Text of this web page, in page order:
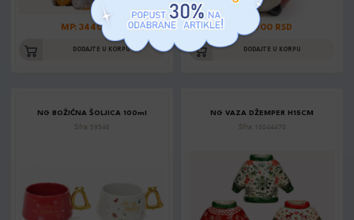
MP: 3440 RSD
DODAJTE U KORPU
MP: 1900 RSD
DODAJTE U KORPU
NG BOŽIĆNA ŠOLJICA 100ml
Šifra: 59546
NG VAZA DŽEMPER H15CM
Šifra: 10044470